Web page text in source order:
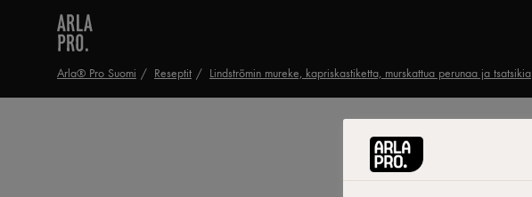
Arla® Pro Suomi Reseptit Lindströmin mureke, kapriskastiketta, murskattua perunaa ja tsatsikia
Tulosta